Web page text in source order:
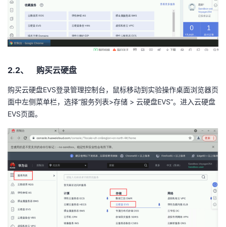
2.2、 购买云硬盘
购买云硬盘EVS登录管理控制台，鼠标移动到实验操作桌面浏览器页
面中左侧菜单栏，选择“服务列表>存储 > 云硬盘EVS”。进入云硬盘
EVS页面。